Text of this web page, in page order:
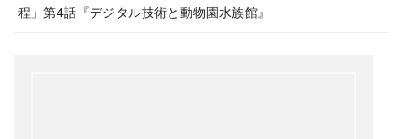
程」第4話『デジタル技術と動物園水族館』